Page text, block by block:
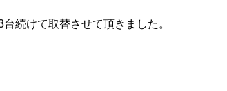
続けて取替させて頂きました。